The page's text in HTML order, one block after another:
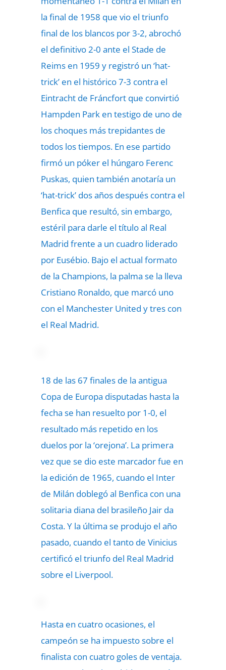
la final de 1958 que vio el triunfo
final de los blancos por 3-2, abrochó
el definitivo 2-0 ante el Stade de
Reims en 1959 y registró un ‘hat-
trick’ en el histórico 7-3 contra el
Eintracht de Fráncfort que convirtió
Hampden Park en testigo de uno de
los choques más trepidantes de
todos los tiempos. En ese partido
firmó un póker el húngaro Ferenc
Puskas, quien también anotaría un
‘hat-trick’ dos años después contra el
Benfica que resultó, sin embargo,
estéril para darle el título al Real
Madrid frente a un cuadro liderado
por Eusébio. Bajo el actual formato
de la Champions, la palma se la lleva
Cristiano Ronaldo, que marcó uno
con el Manchester United y tres con
el Real Madrid.
18 de las 67 finales de la antigua
Copa de Europa disputadas hasta la
fecha se han resuelto por 1-0, el
resultado más repetido en los
duelos por la ‘orejona’. La primera
vez que se dio este marcador fue en
la edición de 1965, cuando el Inter
de Milán doblegó al Benfica con una
solitaria diana del brasileño Jair da
Costa. Y la última se produjo el año
pasado, cuando el tanto de Vinicius
certificó el triunfo del Real Madrid
sobre el Liverpool.
Hasta en cuatro ocasiones, el
campeón se ha impuesto sobre el
finalista con cuatro goles de ventaja.